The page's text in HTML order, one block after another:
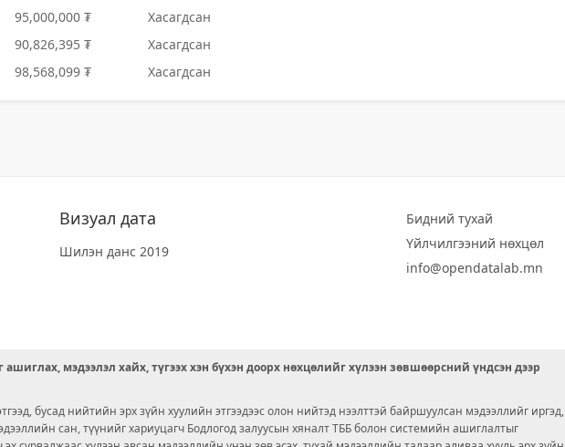
95,000,000 ₮
Хасагдсан
90,826,395 ₮
Хасагдсан
98,568,099 ₮ Хасагдсан
Визуал дата
Шилэн данс 2019
Бидний тухай
Үйлчилгээний нөхцөл
info@opendatalab.mn
мэдээлэл хайх, түгээх хэн бүхэн доорх нөхцөлийг хүлээн зөвшөөрсний үндсэн дээр
бусад нийтийн эрх зүйн хуулийн этгээдээс олон нийтэд нээлттэй байршуулсан мэдээллийг иргэд,
сан, түүнийг хариуцагч Бодлогод залуусын хяналт ТББ болон системийн ашиглалтыг